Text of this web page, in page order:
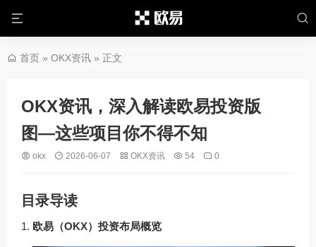
首页 » OKX资讯 » 正文
OKX资讯，深入解读欧易投资版
图—这些项目你不得不知
okx 2026-06-07 OKX资讯 54 0
目录导读
欧易（OKX）投资布局概览